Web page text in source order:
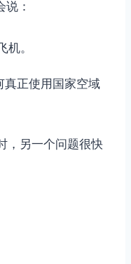
：
。
正使用国家空域
，另一个问题很快